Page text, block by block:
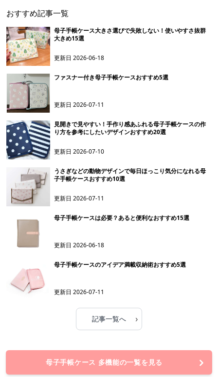
おすすめ記事一覧
母子手帳ケース大きさ選びで失敗しない！使いやすさ抜群
大きめ15選
更新日2026-06-18
ファスナー付き母子手帳ケースおすすめ5選
更新日2026-07-11
見開きで見やすい！手作り感あふれる母子手帳ケースの作
り方を参考にしたいデザインおすすめ20選
更新日2026-07-10
うさぎなどの動物デザインで毎日ほっこり気分になれる母
子手帳ケースおすすめ10選
更新日2026-07-11
母子手帳ケースは必要？あると便利なおすすめ15選
更新日2026-06-18
母子手帳ケースのアイデア満載収納術おすすめ5選
更新日2026-07-11
記事一覧へ ›
母子手帳ケース 多機能の一覧を見る